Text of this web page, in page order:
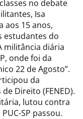
no debate
Isa
aos 15 anos,
estudantes do
militância diária
onde foi da
22 de Agosto”.
da
Direito (FENED).
lutou contra
SP passou.